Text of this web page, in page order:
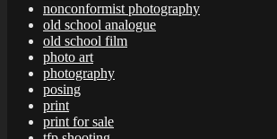
nonconformist photography
old school analogue
old school film
photo art
photography
posing
print
print for sale